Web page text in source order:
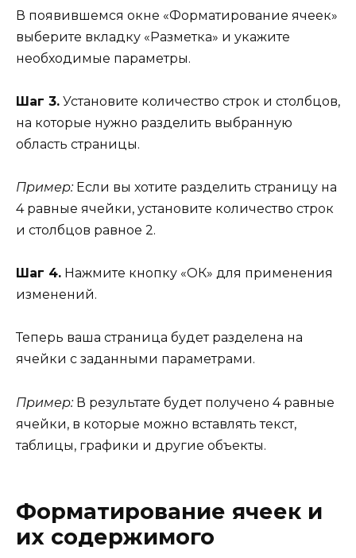
В появившемся окне «Форматирование ячеек»
выберите вкладку «Разметка» и укажите
необходимые параметры.
Шаг 3. Установите количество строк и столбцов,
на которые нужно разделить выбранную
область страницы.
Пример:Если вы хотите разделить страницу на
4 равные ячейки, установите количество строк
и столбцов равное 2.
Шаг 4. Нажмите кнопку «ОК» для применения
изменений.
Теперь ваша страница будет разделена на
ячейки с заданными параметрами.
Пример:В результате будет получено 4 равные
ячейки, в которые можно вставлять текст,
таблицы, графики и другие объекты.
Форматирование ячеек и
их содержимого